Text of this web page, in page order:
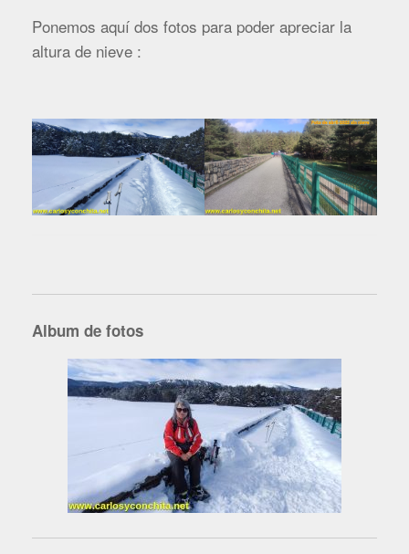
Ponemos aquí dos fotos para poder apreciar la
altura de nieve :
Album de fotos